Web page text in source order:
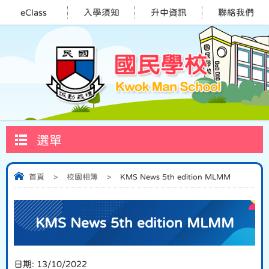
eClass 入學須知 升中資訊 聯絡我們
選單
首頁 > 校園相簿 > KMS News 5th edition MLMM
KMS News 5th edition MLMM
日期: 13/10/2022